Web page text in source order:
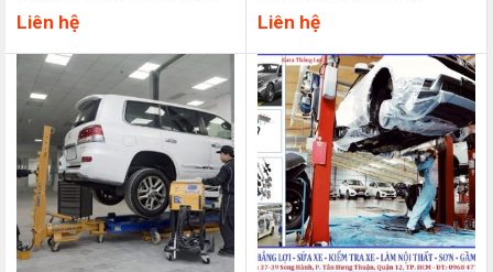
Liên hệ Liên hệ